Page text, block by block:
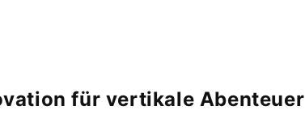
für vertikale Abenteuer